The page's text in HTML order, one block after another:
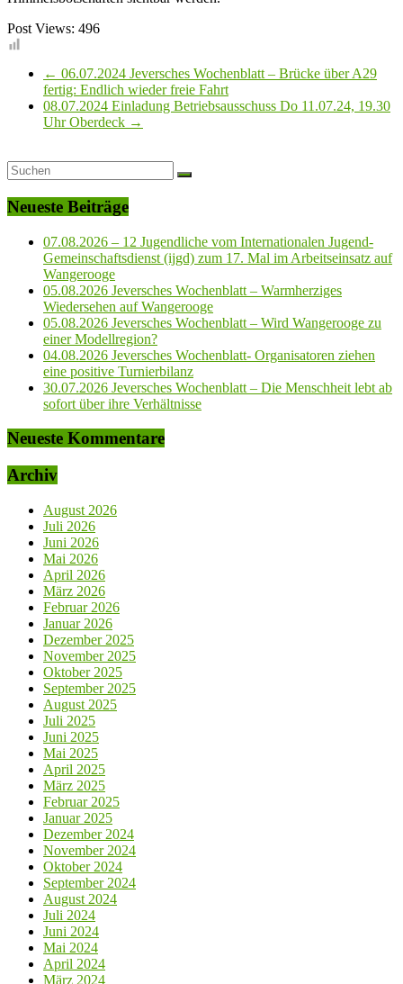
Post Views: 496
← 06.07.2024 Jeversches Wochenblatt – Brücke über A29
fertig: Endlich wieder freie Fahrt
08.07.2024 Einladung Betriebsausschuss Do 11.07.24, 19.30
Uhr Oberdeck →
Neueste Beiträge
07.08.2026 – 12 Jugendliche vom Internationalen Jugend-
Gemeinschaftsdienst (ijgd) zum 17. Mal im Arbeitseinsatz auf
Wangerooge
05.08.2026 Jeversches Wochenblatt – Warmherziges
Wiedersehen auf Wangerooge
05.08.2026 Jeversches Wochenblatt – Wird Wangerooge zu
einer Modellregion?
04.08.2026 Jeversches Wochenblatt- Organisatoren ziehen
eine positive Turnierbilanz
30.07.2026 Jeversches Wochenblatt – Die Menschheit lebt ab
sofort über ihre Verhältnisse
Neueste Kommentare
Archiv
August 2026
Juli 2026
Juni 2026
Mai 2026
April 2026
März 2026
Februar 2026
Januar 2026
Dezember 2025
November 2025
Oktober 2025
September 2025
August 2025
Juli 2025
Juni 2025
Mai 2025
April 2025
März 2025
Februar 2025
Januar 2025
Dezember 2024
November 2024
Oktober 2024
September 2024
August 2024
Juli 2024
Juni 2024
Mai 2024
April 2024
März 2024